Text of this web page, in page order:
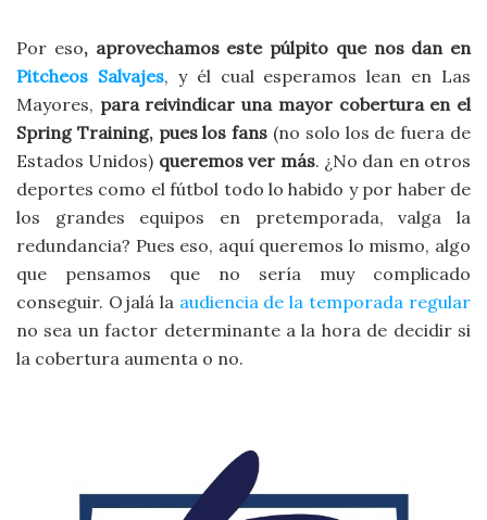
Por eso, aprovechamos este púlpito que nos dan en
Pitcheos Salvajes, y él cual esperamos lean en Las
Mayores, para reivindicar una mayor cobertura en el
Spring Training, pues los fans (no solo los de fuera de
Estados Unidos) queremos ver más. ¿No dan en otros
deportes como el fútbol todo lo habido y por haber de
los grandes equipos en pretemporada, valga la
redundancia? Pues eso, aquí queremos lo mismo, algo
que pensamos que no sería muy complicado
conseguir. Ojalá la audiencia de la temporada regular
no sea un factor determinante a la hora de decidir si
la cobertura aumenta o no.